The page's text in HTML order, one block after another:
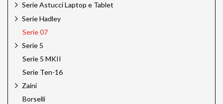
Serie Astucci Laptop e Tablet
Serie Hadley
Serie 07
Serie 5
Serie 5 MKII
Serie Ten-16
Zaini
Borselli